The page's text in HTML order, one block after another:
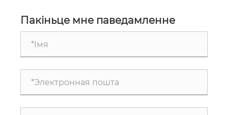
Пакіньце мне паведамленне